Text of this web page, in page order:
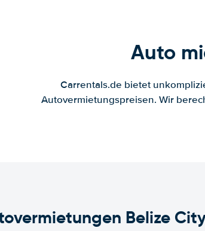
Auto
Carrentals.de bietet
Autovermietungspreisen. Wir
Belize